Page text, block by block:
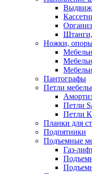
Ножки,
Пантографы
Петли
Петли
Петли
Планки для
Подпятники
Подъемные
Газ-